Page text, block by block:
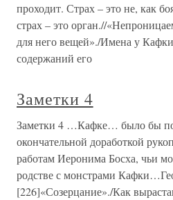
проходит. Страх – это не, как
страх – это орган.//
для него вещей»./Имена у
содержаний его
Заметки 4
Заметки 4 …Кафке… было бы
окончательной доработкой
работам Иеронима Босха, чьи
родстве с монстрами
[226]«Созерцание»./Как